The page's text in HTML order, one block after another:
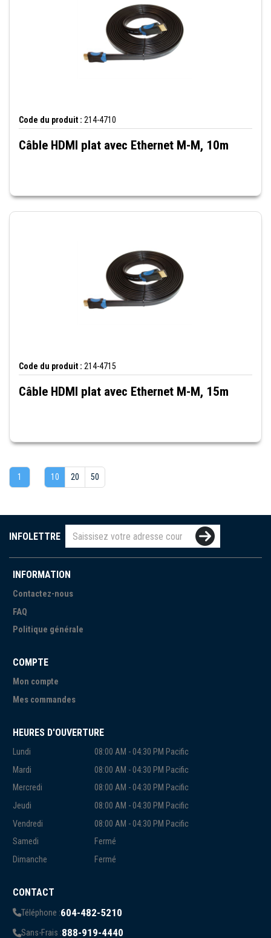
Code du produit : 214-4710
Câble HDMI plat avec Ethernet M-M, 10m
Code du produit : 214-4715
Câble HDMI plat avec Ethernet M-M, 15m
1 10 20 50
INFOLETTRE
INFORMATION
Contactez-nous
FAQ
Politique générale
COMPTE
Mon compte
Mes commandes
HEURES D'OUVERTURE
Lundi
08:00 AM - 04:30 PM Pacific
Mardi
08:00 AM - 04:30 PM Pacific
Mercredi
08:00 AM - 04:30 PM Pacific
Jeudi
08:00 AM - 04:30 PM Pacific
Vendredi
08:00 AM - 04:30 PM Pacific
Samedi
Fermé
Dimanche
Fermé
CONTACT
Téléphone :604-482-5210
Sans-Frais :888-919-4440